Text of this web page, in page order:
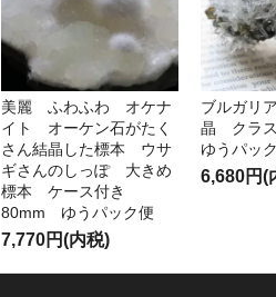
美麗 ふわふわ オケナ
イト オーケン石がたく
さん結晶した標本 ウサ
ギさんのしっぽ 大きめ
標本 ケース付き
80mm ゆうパック便
7,770円(内税)
ブルガリ
晶 クラ
ゆうパッ
6,680円(